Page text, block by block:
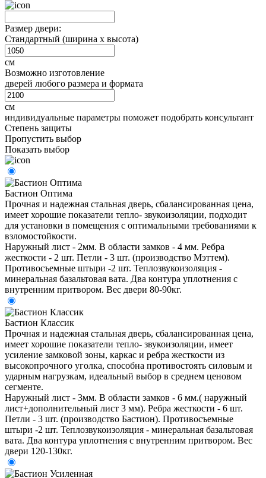
Размер двери:
Стандартный (ширина х высота)
см
Возможно изготовление
дверей любого размера и формата
см
индивидуальные параметры поможет подобрать консультант
Степень защиты
Пропустить выбор
Показать выбор
Бастион Оптима
Прочная и надежная стальная дверь, сбалансированная цена,
имеет хорошие показатели тепло- звукоизоляции, подходит
для установки в помещения с оптимальными требованиями к
взломостойкости.
Наружный лист - 2мм. В области замков - 4 мм. Ребра
жесткости - 2 шт. Петли - 3 шт. (производство Мэттем).
Противосъемные штыри -2 шт. Теплозвукоизоляция -
минеральная базальтовая вата. Два контура уплотнения с
внутренним притвором. Вес двери 80-90кг.
Бастион Классик
Прочная и надежная стальная дверь, сбалансированная цена,
имеет хорошие показатели тепло- звукоизоляции, имеет
усиление замковой зоны, каркас и ребра жесткости из
высокопрочного уголка, способна противостоять силовым и
ударным нагрузкам, идеальный выбор в среднем ценовом
сегменте.
Наружный лист - 3мм. В области замков - 6 мм.( наружный
лист+дополнительный лист 3 мм). Ребра жесткости - 6 шт.
Петли - 3 шт. (производство Бастион). Противосъемные
штыри -2 шт. Теплозвукоизоляция - минеральная базальтовая
вата. Два контура уплотнения с внутренним притвором. Вес
двери 120-130кг.